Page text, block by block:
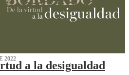
2022
a la desigualdad